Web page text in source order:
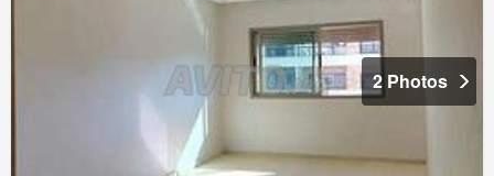
2 Photos